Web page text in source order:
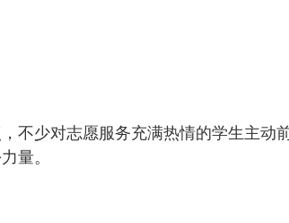
不少对志愿服务充满热情的学生主
量。